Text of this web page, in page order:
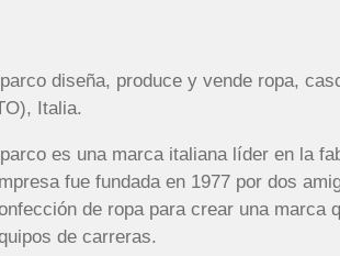
diseña, produce y vende ropa,
Italia.
es una marca italiana líder en la
fue fundada en 1977 por dos
de ropa para crear una marca
de carreras.